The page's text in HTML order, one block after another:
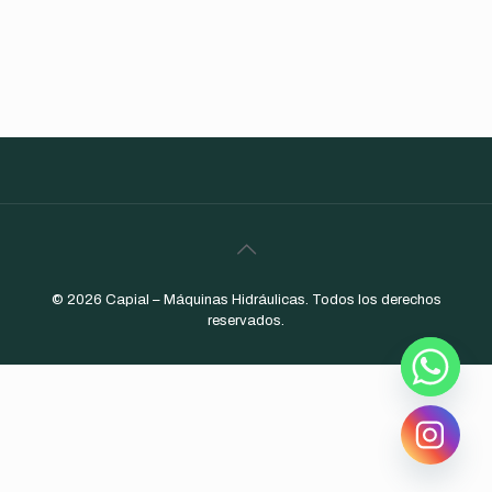
© 2026 Capial – Máquinas Hidráulicas. Todos los derechos
reservados.